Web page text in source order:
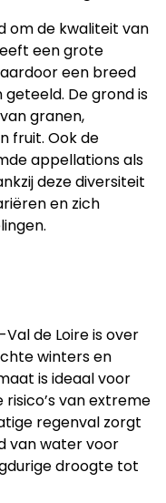
om de kwaliteit van
een grote
een breed
De grond is
granen,
fruit. Ook de
appellations als
deze diversiteit
en zich
de Loire is over
winters en
is ideaal voor
van extreme
regenval zorgt
van water voor
droogte tot